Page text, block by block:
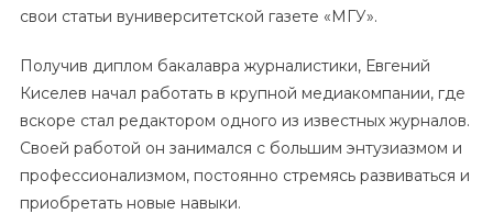
свои статьи вуниверситетской газете «МГУ».
Получив диплом бакалавра журналистики, Евгений
Киселев начал работать в крупной медиакомпании, где
вскоре стал редактором одного из известных журналов.
Своей работой он занимался с большим энтузиазмом и
профессионализмом, постоянно стремясь развиваться и
приобретать новые навыки.